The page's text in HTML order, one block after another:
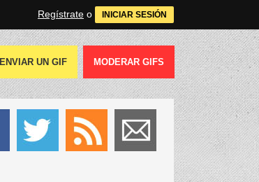
Regístrate o INICIAR SESIÓN
ENVIAR UN GIF MODERAR GIFS